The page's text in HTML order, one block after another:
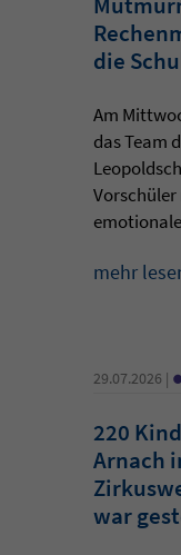
die
Am
das Team
mehr
29.07.2026 | •
220
Arnach
war